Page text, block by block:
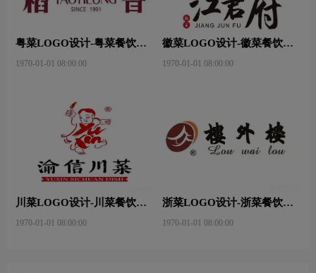
粤菜LOGO设计-粤菜餐饮连
1970-01-01 08:00:00
徽菜LOGO设计-徽菜餐饮连
1970-01-01 08:00:00
川菜LOGO设计-川菜餐饮连
1970-01-01 08:00:00
浙菜LOGO设计-浙菜餐饮连
1970-01-01 08:00:00